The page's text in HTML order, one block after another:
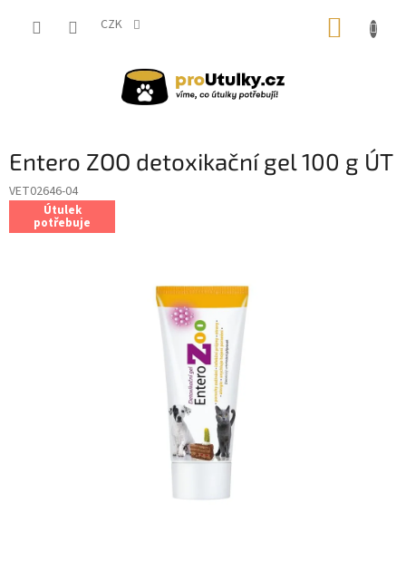
CZK
Entero ZOO detoxikační gel 100 g ÚT
VET02646-04
Útulek
potřebuje